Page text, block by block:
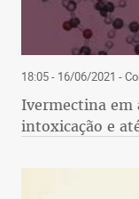
18:05 - 16/06/2021 -
Ivermectina em
intoxicação e